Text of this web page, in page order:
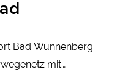
Bad Wünnenberg
mit